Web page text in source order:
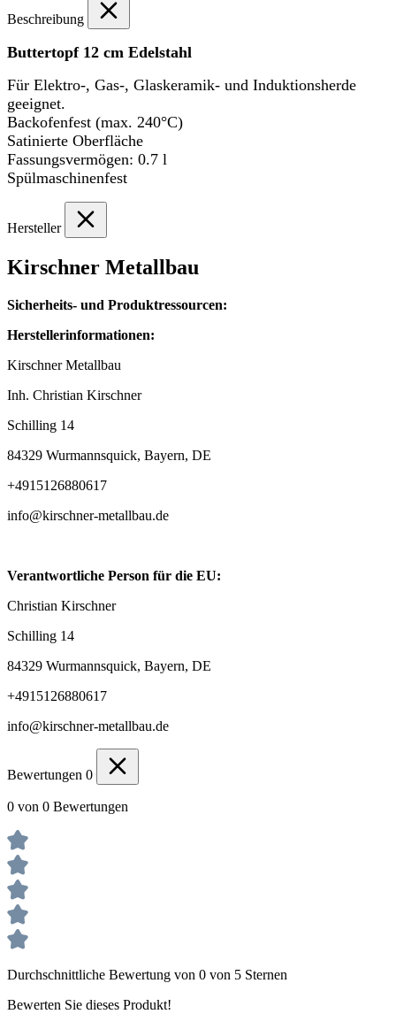
Beschreibung
Buttertopf 12 cm Edelstahl
Für Elektro-, Gas-, Glaskeramik- und Induktionsherde
geeignet.
Backofenfest (max. 240°C)
Satinierte Oberfläche
Fassungsvermögen: 0.7 l
Spülmaschinenfest
Hersteller
Kirschner Metallbau
Sicherheits- und Produktressourcen:
Herstellerinformationen:
Kirschner Metallbau
Inh. Christian Kirschner
Schilling 14
84329 Wurmannsquick, Bayern, DE
+4915126880617
info@kirschner-metallbau.de
Verantwortliche Person für die EU:
Christian Kirschner
Schilling 14
84329 Wurmannsquick, Bayern, DE
+4915126880617
info@kirschner-metallbau.de
Bewertungen 0
0 von 0 Bewertungen
Durchschnittliche Bewertung von 0 von 5 Sternen
Bewerten Sie dieses Produkt!